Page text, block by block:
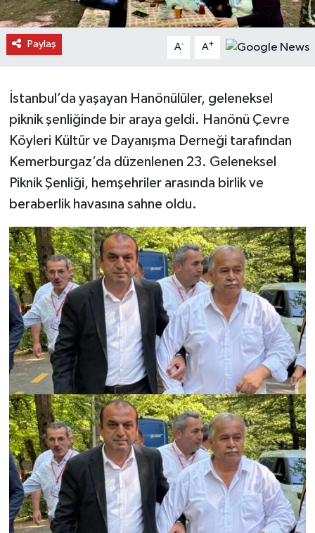
Paylaş A- A+
İstanbul’da yaşayan Hanönülüler, geleneksel
piknik şenliğinde bir araya geldi. Hanönü Çevre
Köyleri Kültür ve Dayanışma Derneği tarafından
Kemerburgaz’da düzenlenen 23. Geleneksel
Piknik Şenliği, hemşehriler arasında birlik ve
beraberlik havasına sahne oldu.
İhsangazi Haberleri
İnebolu Haberleri
Merkez Haberleri
Pınarbaşı Haberleri
Şenpazar Haberleri
Taşköprü Haberleri
Tosya Haberleri
Karadeniz Haberleri
Ulusal Haberler
Teknoloji Haberleri
Siyaset Haberleri
Dünya Haberleri
Yerel Haberler